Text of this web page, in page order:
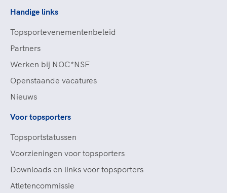
Handige links
Topsportevenementenbeleid
Partners
Werken bij NOC*NSF
Openstaande vacatures
Nieuws
Voor topsporters
Topsportstatussen
Voorzieningen voor topsporters
Downloads en links voor topsporters
Atletencommissie